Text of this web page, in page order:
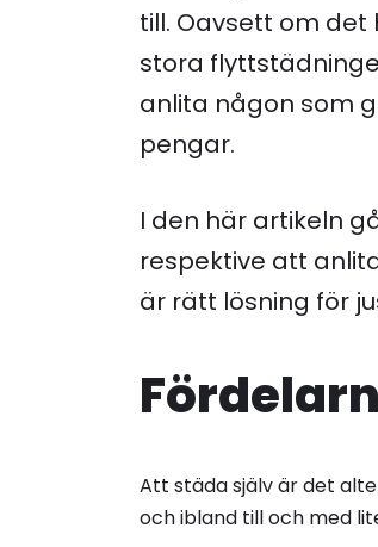
till. Oavsett om
stora
anlita någon som
pengar.
I den här artikeln
respektive att
är rätt lösning för
Att städa själv är det
och ibland till och med